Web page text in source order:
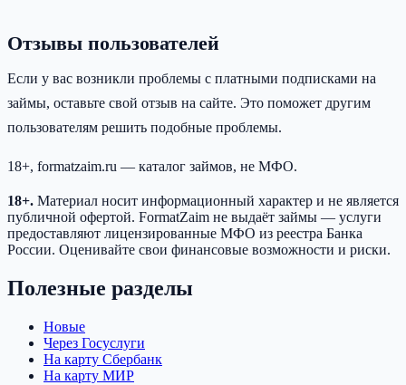
Отзывы пользователей
Если у вас возникли проблемы с платными подписками на
займы, оставьте свой отзыв на сайте. Это поможет другим
пользователям решить подобные проблемы.
18+, formatzaim.ru — каталог займов, не МФО.
18+. Материал носит информационный характер и не является
публичной офертой. FormatZaim не выдаёт займы — услуги
предоставляют лицензированные МФО из реестра Банка
России. Оценивайте свои финансовые возможности и риски.
Полезные разделы
Новые
Через Госуслуги
На карту Сбербанк
На карту МИР